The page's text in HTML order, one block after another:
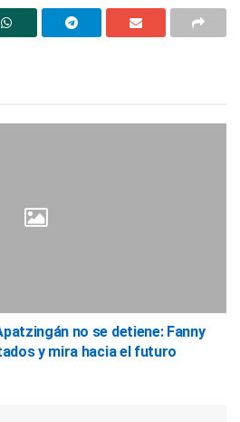
no se detiene: Fanny
y mira hacia el futuro